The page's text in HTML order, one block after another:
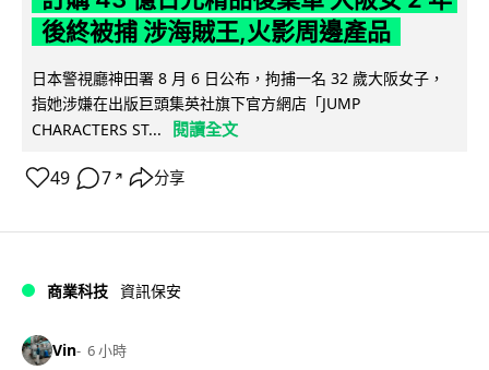
後終被捕 涉海賊王,火影周邊產品
日本警視廳神田署 8 月 6 日公布，拘捕一名 32 歲大阪女子，
指她涉嫌在出版巨頭集英社旗下官方網店「JUMP
CHARACTERS ST...
閱讀全文
49 7 ↗ 分享
商業科技 資訊保安
Vin 6 小時